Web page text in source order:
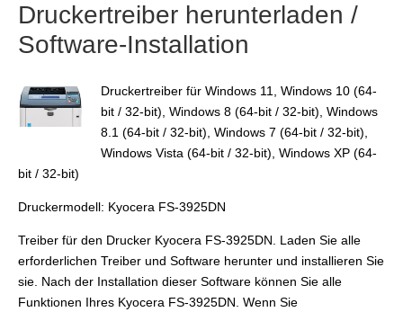
Druckertreiber herunterladen /
Software-Installation
Druckertreiber für Windows 11, Windows 10 (64-
bit / 32-bit), Windows 8 (64-bit / 32-bit), Windows
8.1 (64-bit / 32-bit), Windows 7 (64-bit / 32-bit),
Windows Vista (64-bit / 32-bit), Windows XP (64-
bit / 32-bit)
Druckermodell: Kyocera FS-3925DN
Treiber für den Drucker Kyocera FS-3925DN. Laden Sie alle
erforderlichen Treiber und Software herunter und installieren Sie
sie. Nach der Installation dieser Software können Sie alle
Funktionen Ihres Kyocera FS-3925DN. Wenn Sie